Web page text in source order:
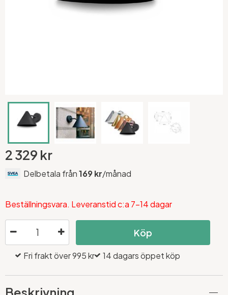
2 329 kr
Delbetala från169 kr/månad
Beställningsvara. Leveranstid c:a 7-14 dagar
Köp
Fri frakt över 995 kr 14 dagars öppet köp